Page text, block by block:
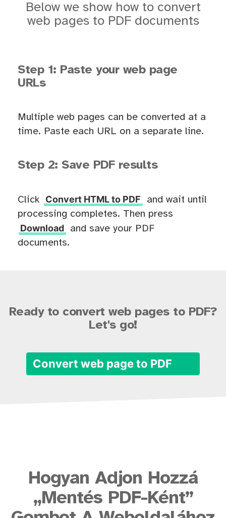
Below we show how to convert
web pages to PDF documents
Step 1: Paste your web page
URLs
Multiple web pages can be converted at a
time. Paste each URL on a separate line.
Step 2: Save PDF results
Click Convert HTML to PDF
and wait until
processing completes. Then press
Download
and save your PDF
documents.
Ready to convert web pages to PDF?
Let's go!
Convert web page to PDF
Hogyan Adjon Hozzá
„Mentés PDF-Ként”